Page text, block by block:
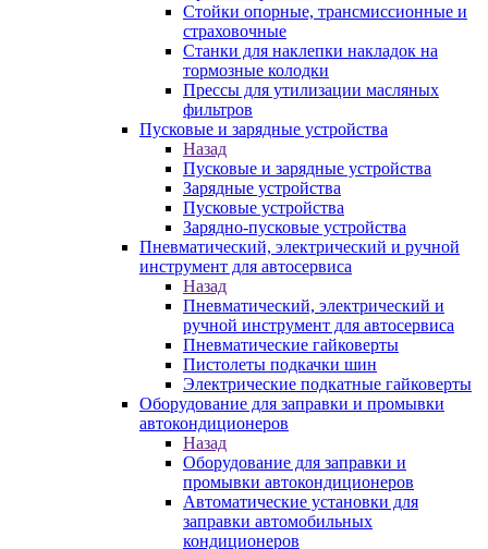
Стойки опорные, трансмиссионные и
страховочные
Станки для наклепки накладок на
тормозные колодки
Прессы для утилизации масляных
фильтров
Пусковые и зарядные устройства
Назад
Пусковые и зарядные устройства
Зарядные устройства
Пусковые устройства
Зарядно-пусковые устройства
Пневматический, электрический и ручной
инструмент для автосервиса
Назад
Пневматический, электрический и
ручной инструмент для автосервиса
Пневматические гайковерты
Пистолеты подкачки шин
Электрические подкатные гайковерты
Оборудование для заправки и промывки
автокондиционеров
Назад
Оборудование для заправки и
промывки автокондиционеров
Автоматические установки для
заправки автомобильных
кондиционеров